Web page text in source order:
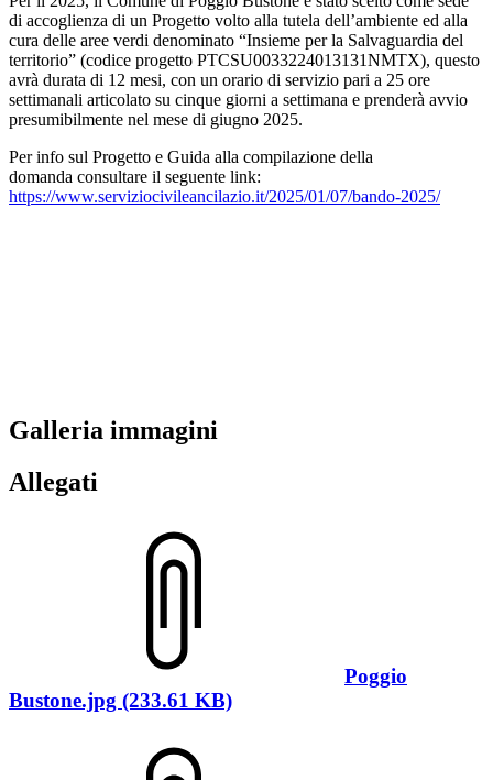
di accoglienza di un Progetto volto alla tutela dell’ambiente ed alla
cura delle aree verdi denominato “Insieme per la Salvaguardia del
territorio” (codice progetto PTCSU0033224013131NMTX), questo
avrà durata di 12 mesi, con un orario di servizio pari a 25 ore
settimanali articolato su cinque giorni a settimana e prenderà avvio
presumibilmente nel mese di giugno 2025.
Per info sul Progetto e Guida alla compilazione della
domanda consultare il seguente link:
https://www.serviziocivileancilazio.it/2025/01/07/bando-2025/
Galleria immagini
Allegati
Poggio
Bustone.jpg (233.61 KB)